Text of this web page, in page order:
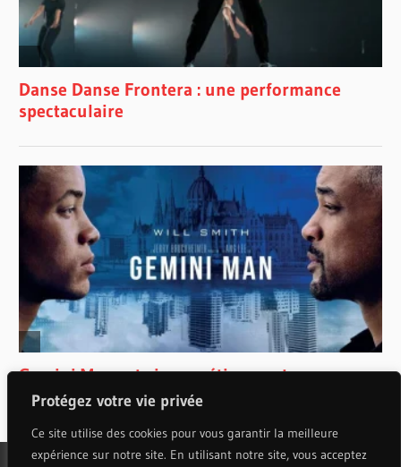
Protégez votre vie privée
Ce site utilise des cookies pour vous garantir la meilleure
expérience sur notre site. En utilisant notre site, vous acceptez